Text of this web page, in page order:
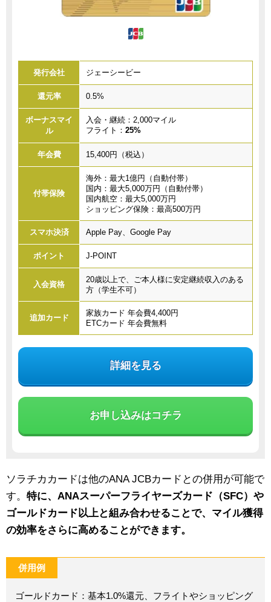
発行会社 ジェーシービー
還元率 0.5%
ボーナスマイ
ル
入会・継続：2,000マイル
フライト： 25%
年会費 15,400円（税込）
付帯保険
海外：最大1億円（自動付帯）
国内：最大5,000万円（自動付帯）
国内航空：最大5,000万円
ショッピング保険：最高500万円
スマホ決済 Apple Pay、Google Pay
ポイント J-POINT
入会資格
20歳以上で、ご本人様に安定継続収入のある
方（学生不可）
追加カード
家族カード 年会費4,400円
ETCカード 年会費無料
詳細を見る
お申し込みはコチラ
ソラチカカードは他のANA JCBカードとの併用が可能で
す。 特に、ANAスーパーフライヤーズカード（SFC）や
ゴールドカード以上と組み合わせることで、マイル獲得
の効率をさらに高めることができます。
併用例
ゴールドカード：基本1.0%還元、フライトやショッピング